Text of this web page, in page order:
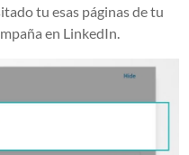
tu esas páginas de tu
en LinkedIn.